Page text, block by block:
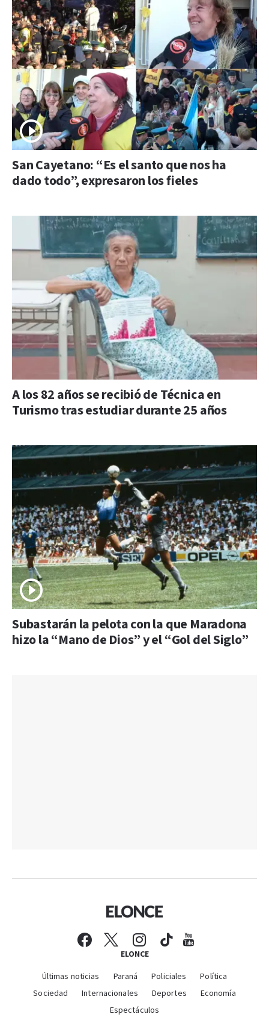
San Cayetano: “Es el santo que nos ha
dado todo”, expresaron los fieles
A los 82 años se recibió de Técnica en
Turismo tras estudiar durante 25 años
Subastarán la pelota con la que Maradona
hizo la “Mano de Dios” y el “Gol del Siglo”
ELONCE
Últimas noticias Paraná Policiales
Política
Sociedad
Internacionales Deportes
Economía
Espectáculos